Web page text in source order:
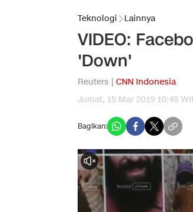
Teknologi Lainnya
VIDEO:
'Down'
Reuters | CNN Indonesia
Jumat, 15 Mar 2019 10:48
Bagikan: